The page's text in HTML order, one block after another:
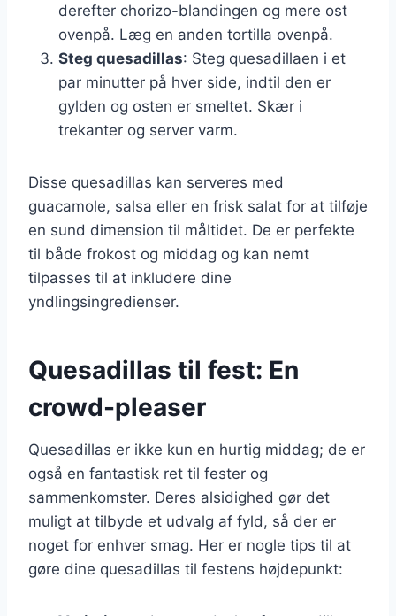
derefter chorizo-blandingen og mere ost
ovenpå. Læg en anden tortilla ovenpå.
Steg quesadillas: Steg quesadillaen i et
par minutter på hver side, indtil den er
gylden og osten er smeltet. Skær i
trekanter og server varm.
Disse quesadillas kan serveres med
guacamole, salsa eller en frisk salat for at tilføje
en sund dimension til måltidet. De er perfekte
til både frokost og middag og kan nemt
tilpasses til at inkludere dine
yndlingsingredienser.
Quesadillas til fest: En
crowd-pleaser
Quesadillas er ikke kun en hurtig middag; de er
også en fantastisk ret til fester og
sammenkomster. Deres alsidighed gør det
muligt at tilbyde et udvalg af fyld, så der er
noget for enhver smag. Her er nogle tips til at
gøre dine quesadillas til festens højdepunkt: